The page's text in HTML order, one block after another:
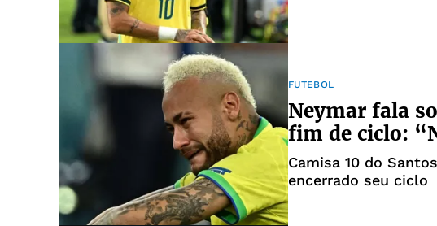
FUTEBOL
Neymar fala
fim de ciclo:
Camisa 10 do
encerrado seu ciclo